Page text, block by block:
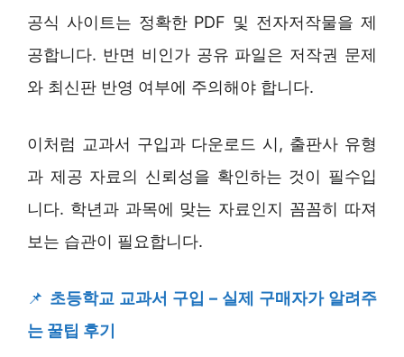
공식 사이트는 정확한 PDF 및 전자저작물을 제
공합니다. 반면 비인가 공유 파일은 저작권 문제
와 최신판 반영 여부에 주의해야 합니다.
이처럼 교과서 구입과 다운로드 시, 출판사 유형
과 제공 자료의 신뢰성을 확인하는 것이 필수입
니다. 학년과 과목에 맞는 자료인지 꼼꼼히 따져
보는 습관이 필요합니다.
📌 초등학교 교과서 구입 – 실제 구매자가 알려주
는 꿀팁 후기